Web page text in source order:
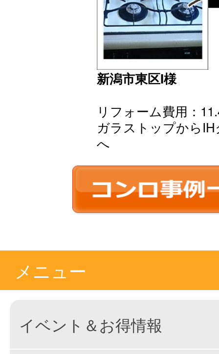
新潟市東区I様
リフォーム費用：
ガラストップから
へ
メニュー
イベント＆お得情報